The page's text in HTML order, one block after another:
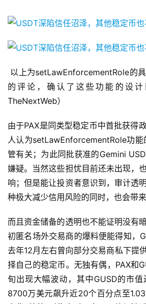
以上为setLawEnforcementRole的
的评论，确认了这些功能的设计
TheNextWeb）
由于PAX是同类型稳定币中首批获得
人认为setLawEnforcementRole功能
管有关；为此同批获准的Gemini
嫌疑。当然这些担忧目前还未出现，
响；但是能让投资者意识到，审计透
种极大减少信用风险的同时，也会带
而且资金储备的透明也不能证明没有
初匿名场外交易商的爆料便能得知，
去年12月左右曾向部分交易商私下提
择自己的稳定币。无独有偶，PAX和
旬出现大幅波动，其中GUSD的市值
8700万美元飙升近20个百分点至1.03